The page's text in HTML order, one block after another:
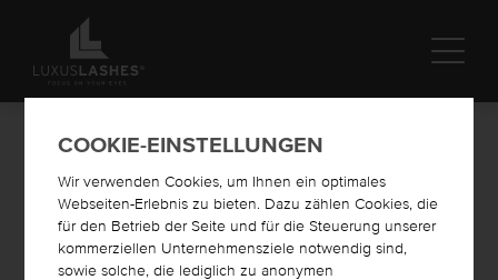
SCHULUNGSTERMINE
Wählen Sie die gewünschte Ausbildung und finden Sie Ihren
passenden Termin.
Wir freuen uns auf Sie!
COOKIE-EINSTELLUNGEN
Wir verwenden Cookies, um Ihnen ein optimales
Webseiten-Erlebnis zu bieten. Dazu zählen Cookies, die
für den Betrieb der Seite und für die Steuerung unserer
kommerziellen Unternehmensziele notwendig sind,
sowie solche, die lediglich zu anonymen